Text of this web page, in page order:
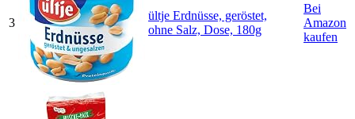
3
ültje Erdnüsse, geröstet,
ohne Salz, Dose, 180g
Bei
Amazon
kaufen